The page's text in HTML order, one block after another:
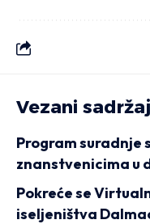
Vezani sadržaj
Program suradnje
znanstvenicima u
Pokreće se
iseljeništva